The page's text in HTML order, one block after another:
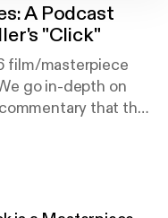
A Podcast
"Click"
film/masterpiece
go in-depth on
that the
Ram Reyes,